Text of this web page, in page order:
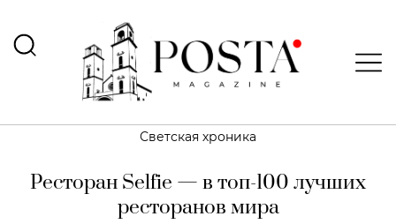
Светская хроника
Ресторан Selfie — в топ-100 лучших
ресторанов мира